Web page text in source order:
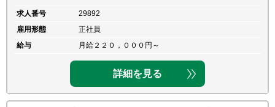
求人番号
29892
雇用形態
正社員
給与
月給２２０，０００円～
詳細を見る